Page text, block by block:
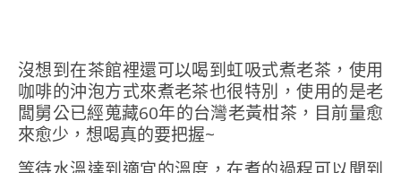
沒想到在茶館裡還可以喝到虹吸式煮老茶，使用
咖啡的沖泡方式來煮老茶也很特別，使用的是老
闆舅公已經蒐藏60年的台灣老黃柑茶，目前量愈
來愈少，想喝真的要把握~